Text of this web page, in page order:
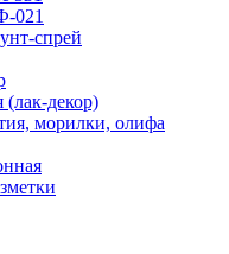
021
спрей
декор)
морилки, олифа